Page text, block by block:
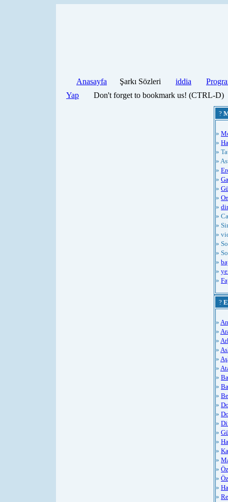
Anasayfa Şarkı Sözleri iddia
Yap
Don't forget to bookmark us! (CTRL-D)
?
»
»
»
»
»
»
»
»
»
»
»
»
»
»
»
»
»
?
»
»
»
»
»
»
»
»
»
»
»
»
»
»
»
»
»
»
»
»